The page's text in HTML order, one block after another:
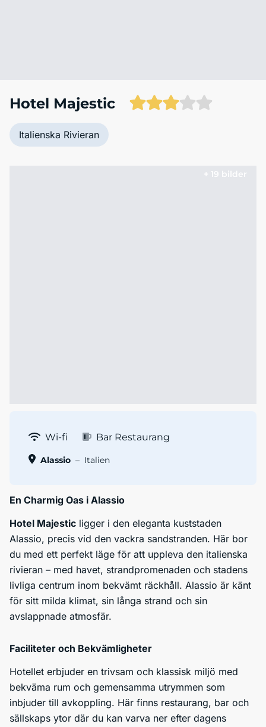
Hotel Majestic
Italienska Rivieran
+ 19 bilder
Wi-fi Bar Restaurang
Alassio – Italien
En Charmig Oas i Alassio
Hotel Majestic ligger i den eleganta kuststaden
Alassio, precis vid den vackra sandstranden. Här bor
du med ett perfekt läge för att uppleva den italienska
rivieran – med havet, strandpromenaden och stadens
livliga centrum inom bekvämt räckhåll. Alassio är känt
för sitt milda klimat, sin långa strand och sin
avslappnade atmosfär.
Faciliteter och Bekvämligheter
Hotellet erbjuder en trivsam och klassisk miljö med
bekväma rum och gemensamma utrymmen som
inbjuder till avkoppling. Här finns restaurang, bar och
sällskaps ytor där du kan varva ner efter dagens